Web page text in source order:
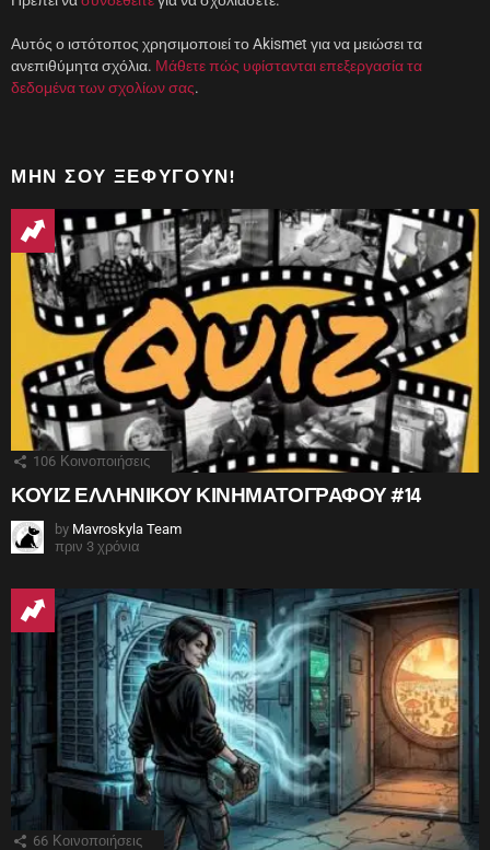
Αυτός ο ιστότοπος χρησιμοποιεί το Akismet για να μειώσει τα
ανεπιθύμητα σχόλια. Μάθετε πώς υφίστανται επεξεργασία τα
δεδομένα των σχολίων σας.
ΜΗΝ ΣΟΥ ΞΕΦΎΓΟΥΝ!
106 Κοινοποιήσεις
ΚΟΥΙΖ ΕΛΛΗΝΙΚΟΥ ΚΙΝΗΜΑΤΟΓΡΑΦΟΥ #14
by Mavroskyla Team
πριν 3 χρόνια
66 Κοινοποιήσεις